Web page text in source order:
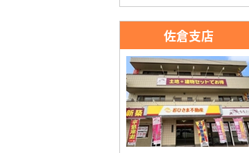
佐倉支店